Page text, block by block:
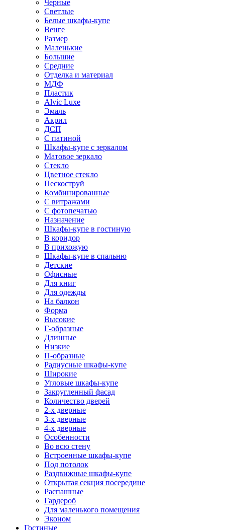
Черные
Светлые
Белые шкафы-купе
Венге
Размер
Маленькие
Большие
Средние
Отделка и материал
МДФ
Пластик
Alvic Luxe
Эмаль
Акрил
ДСП
С патиной
Шкафы-купе с зеркалом
Матовое зеркало
Стекло
Цветное стекло
Пескоструй
Комбинированные
С витражами
С фотопечатью
Назначение
Шкафы-купе в гостиную
В коридор
В прихожую
Шкафы-купе в спальню
Детские
Офисные
Для книг
Для одежды
На балкон
Форма
Высокие
Г-образные
Длинные
Низкие
П-образные
Радиусные шкафы-купе
Широкие
Угловые шкафы-купе
Закругленный фасад
Количество дверей
2-х дверные
3-х дверные
4-х дверные
Особенности
Во всю стену
Встроенные шкафы-купе
Под потолок
Раздвижные шкафы-купе
Открытая секция посередине
Распашные
Гардероб
Для маленького помещения
Эконом
Гостиные